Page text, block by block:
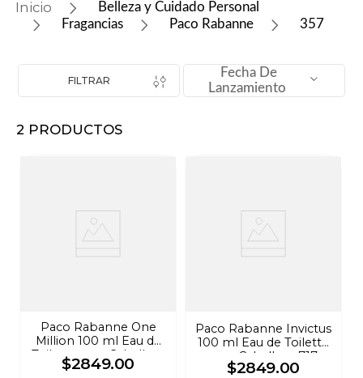
iphone
colchones
8 .
stars
Belleza y Cuidado Personal
Fragancias
Paco Rabanne 357
FILTRAR
Fecha De
Lanzamiento
2 PRODUCTOS
Paco Rabanne One
Million 100 ml Eau de
Toilette para Caballero
857
$2849.00
Paco Rabanne Invictus
100 ml Eau de Toilette
para Caballero 717
$2849.00